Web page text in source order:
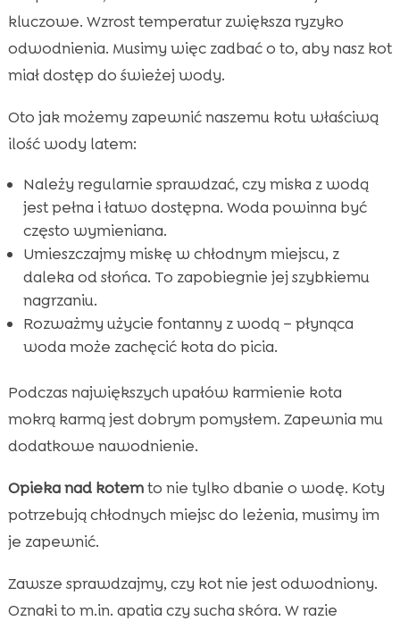
kluczowe. Wzrost temperatur zwiększa ryzyko
odwodnienia. Musimy więc zadbać o to, aby nasz kot
miał dostęp do świeżej wody.
Oto jak możemy zapewnić naszemu kotu właściwą
ilość wody latem:
Należy regularnie sprawdzać, czy miska z wodą
jest pełna i łatwo dostępna. Woda powinna być
często wymieniana.
Umieszczajmy miskę w chłodnym miejscu, z
daleka od słońca. To zapobiegnie jej szybkiemu
nagrzaniu.
Rozważmy użycie fontanny z wodą – płynąca
woda może zachęcić kota do picia.
Podczas największych upałów karmienie kota
mokrą karmą jest dobrym pomysłem. Zapewnia mu
dodatkowe nawodnienie.
Opieka nad kotemto nie tylko dbanie o wodę. Koty
potrzebują chłodnych miejsc do leżenia, musimy im
je zapewnić.
Zawsze sprawdzajmy, czy kot nie jest odwodniony.
Oznaki to m.in. apatia czy sucha skóra. W razie